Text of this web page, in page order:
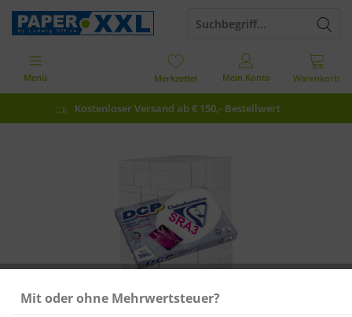
Kostenloser Versand ab € 150,- Bestellwert
Warenkorb
Merkzettel Mein Konto
Menü
Mit oder ohne Mehrwertsteuer?